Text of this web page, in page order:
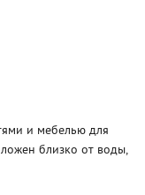
и мебелью для
близко от воды,